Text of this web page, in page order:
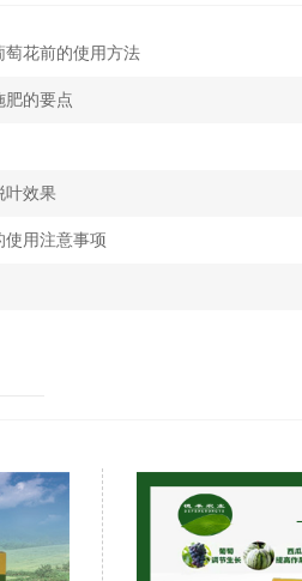
萄花前的使用方法
肥的要点
叶效果
使用注意事项